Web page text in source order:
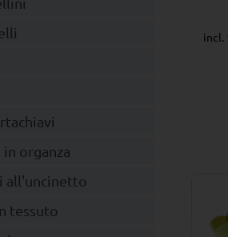
incl.
organza
all'uncinetto
tessuto